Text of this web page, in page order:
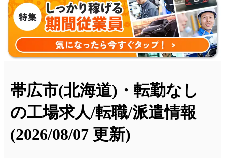
帯広市(北海道)・転勤なし
の工場求人/転職/派遣情報
(2026/08/07 更新)